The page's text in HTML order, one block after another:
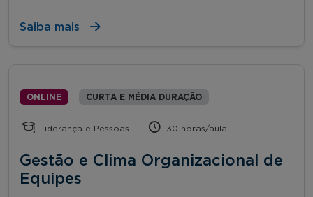
Saiba mais
ONLINE CURTA E MÉDIA DURAÇÃO
Liderança e Pessoas 30 horas/aula
Gestão e Clima Organizacional de
Equipes